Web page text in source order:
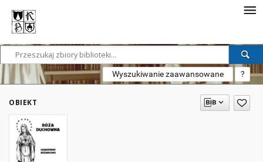
Wyszukiwanie zaawansowane ?
OBIEKT